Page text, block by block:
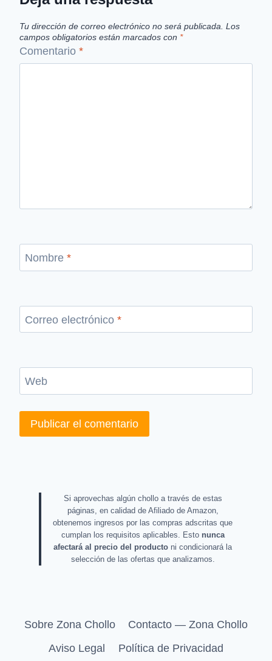
Tu dirección de correo electrónico no será publicada. Los
campos obligatorios están marcados con *
Comentario *
Nombre *
Correo electrónico *
Web
Si aprovechas algún chollo a través de estas
páginas, en calidad de Afiliado de Amazon,
obtenemos ingresos por las compras adscritas que
cumplan los requisitos aplicables. Esto nunca
afectará al precio del producto ni condicionará la
selección de las ofertas que analizamos.
Sobre Zona Chollo
Contacto — Zona Chollo
Aviso Legal
Política de Privacidad